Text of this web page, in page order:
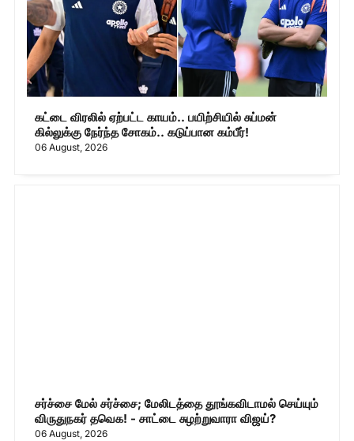
கட்டை விரலில் ஏற்பட்ட காயம்.. பயிற்சியில் சுப்மன்
கில்லுக்கு நேர்ந்த சோகம்.. கடுப்பான கம்பீர்!
06 August, 2026
சர்ச்சை மேல் சர்ச்சை; மேலிடத்தை தூங்கவிடாமல் செய்யும்
விருதுநகர் தவெக! - சாட்டை சுழற்றுவாரா விஜய்?
06 August, 2026